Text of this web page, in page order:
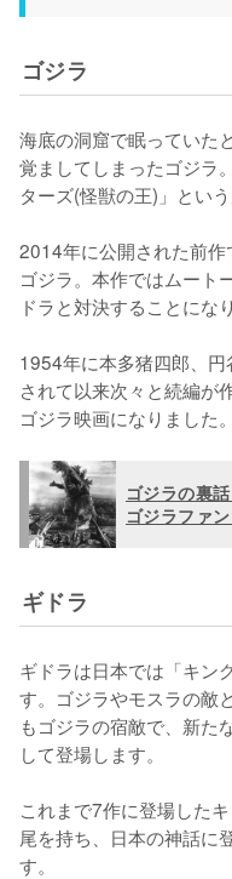
ゴジラ
海底の洞窟で眠っていた
覚ましてしまったゴジラ
ターズ(怪獣の王)」とい
2014年に公開された前
ゴジラ。本作ではムート
ドラと対決することにな
1954年に本多猪四郎、
されて以来次々と続編が
ゴジラ映画になりました。
ゴジラの裏
ゴジラファ
ギドラ
ギドラは日本では「キン
す。ゴジラやモスラの敵
もゴジラの宿敵で、新た
して登場します。
これまで7作に登場した
尾を持ち、日本の神話に
す。